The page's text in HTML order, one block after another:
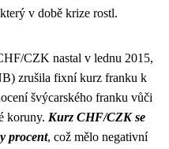
v době krize rostl.
CZK nastal v lednu 2015,
zrušila fixní kurz franku k
švýcarského franku vůči
koruny. Kurz CHF/CZK se
procent, což mělo negativní